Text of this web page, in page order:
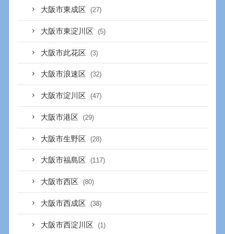
大阪市東成区 (27)
大阪市東淀川区 (5)
大阪市此花区 (3)
大阪市浪速区 (32)
大阪市淀川区 (47)
大阪市港区 (29)
大阪市生野区 (28)
大阪市福島区 (117)
大阪市西区 (80)
大阪市西成区 (38)
大阪市西淀川区 (1)